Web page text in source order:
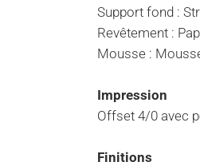
Support fond :
Revêtement :
Mousse :
Impression
Offset 4/0 avec
Finitions